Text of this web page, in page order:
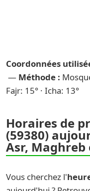
Coordonnées
— Méthode :
Fajr: 15° · Icha: 13°
Horaires de
(59380)
Asr, Maghreb
Vous cherchez l'